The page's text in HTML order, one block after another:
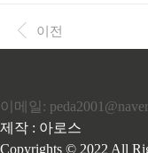
나는 꿈🔍 의미..
관리, 병충해 예방법, 수
요! ✅ 루꼴라란 어떤 식
칼슘, 항산화 성분 풍부
키우기 준비물준비물설
은 인터넷 or 종묘사에
이전
이메일:
제작 : 아로스
Copyrights © 2022 All